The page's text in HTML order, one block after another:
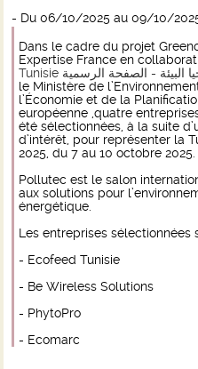
- Du 06/10/2025 au 09/10/
Dans le cadre du projet
Expertise France en
Tunisie البيئة - الصفحة الرسمية
le Ministère de
l’Économie et de la
européenne ,quatre
été sélectionnées, à la suite
d’intérêt, pour représenter la
2025, du 7 au 10 octobre 2025.
Pollutec est le salon
aux solutions pour
énergétique.
Les entreprises sélectionnées
- Ecofeed Tunisie
- Be Wireless Solutions
- PhytoPro
- Ecomarc